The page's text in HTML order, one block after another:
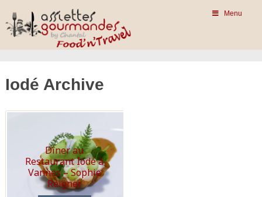
Menu
Iodé Archive
Dîner au
Restaurant Iodé à
Vannes – Sophie
Reigner